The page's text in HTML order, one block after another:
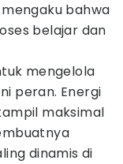
bahwa
belajar dan
mengelola
peran. Energi
maksimal
dinamis di